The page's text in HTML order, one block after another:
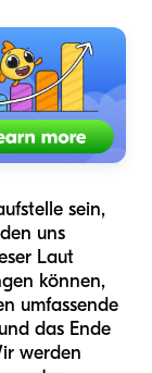
sein,
uns
Laut
können,
umfassende
das Ende
werden